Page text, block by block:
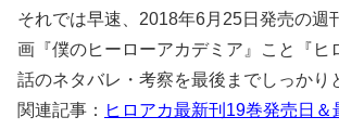
それでは早速、2018年6月25日発売の週
画『僕のヒーローアカデミア』こと『ヒ
話のネタバレ・考察を最後までしっかり
関連記事： ヒロアカ最新刊19巻発売日＆